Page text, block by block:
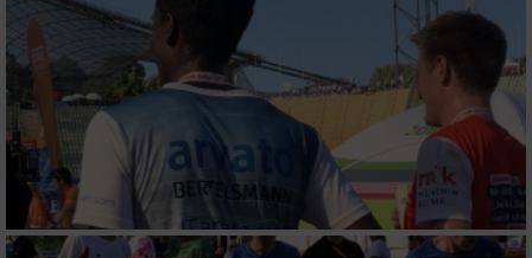
Messung der Performance von Inhalten
Analyse von Zielgruppen durch Statistiken
oder Kombinationen von Daten aus
verschiedenen Quellen
Entwicklung und Verbesserung der Angebote
Verwendung reduzierter Daten zur Auswahl
von Inhalten